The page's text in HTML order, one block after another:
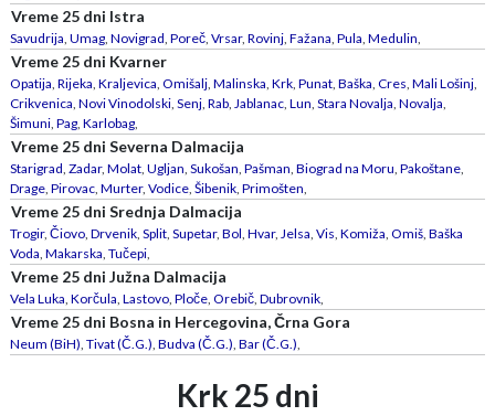
Vreme 25 dni Istra
Savudrija, Umag, Novigrad, Poreč, Vrsar, Rovinj, Fažana, Pula, Medulin,
Vreme 25 dni Kvarner
Opatija, Rijeka, Kraljevica, Omišalj, Malinska, Krk, Punat, Baška, Cres, Mali Lošinj,
Crikvenica, Novi Vinodolski, Senj, Rab, Jablanac, Lun, Stara Novalja, Novalja,
Šimuni, Pag, Karlobag,
Vreme 25 dni Severna Dalmacija
Starigrad, Zadar, Molat, Ugljan, Sukošan, Pašman, Biograd na Moru, Pakoštane,
Drage, Pirovac, Murter, Vodice, Šibenik, Primošten,
Vreme 25 dni Srednja Dalmacija
Trogir, Čiovo, Drvenik, Split, Supetar, Bol, Hvar, Jelsa, Vis, Komiža, Omiš, Baška
Voda, Makarska, Tučepi,
Vreme 25 dni Južna Dalmacija
Vela Luka, Korčula, Lastovo, Ploče, Orebič, Dubrovnik,
Vreme 25 dni Bosna in Hercegovina, Črna Gora
Neum (BiH), Tivat (Č.G.), Budva (Č.G.), Bar (Č.G.),
Krk 25 dni